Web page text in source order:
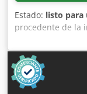
Estado: listo para
procedente de la
buen estado de
Uk Uofx Afwskr